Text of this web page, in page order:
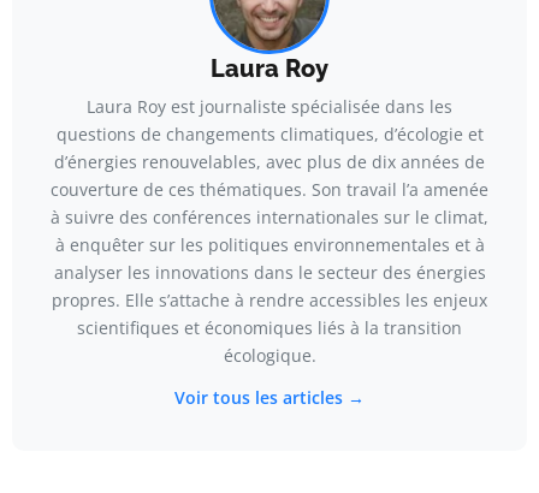
Laura Roy
Laura Roy est journaliste spécialisée dans les
questions de changements climatiques, d’écologie et
d’énergies renouvelables, avec plus de dix années de
couverture de ces thématiques. Son travail l’a amenée
à suivre des conférences internationales sur le climat,
à enquêter sur les politiques environnementales et à
analyser les innovations dans le secteur des énergies
propres. Elle s’attache à rendre accessibles les enjeux
scientifiques et économiques liés à la transition
écologique.
Voir tous les articles →